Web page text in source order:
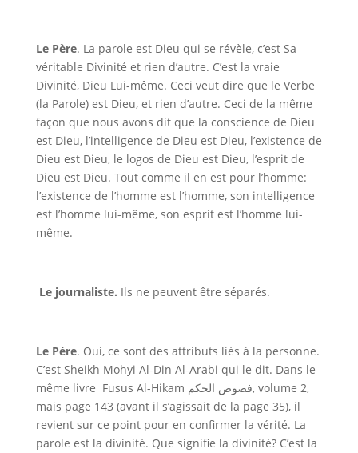
Le Père. La parole est Dieu qui se révèle, c’est Sa
véritable Divinité et rien d’autre. C’est la vraie
Divinité, Dieu Lui-même. Ceci veut dire que le Verbe
(la Parole) est Dieu, et rien d’autre. Ceci de la même
façon que nous avons dit que la conscience de Dieu
est Dieu, l’intelligence de Dieu est Dieu, l’existence de
Dieu est Dieu, le logos de Dieu est Dieu, l’esprit de
Dieu est Dieu. Tout comme il en est pour l’homme:
l’existence de l’homme est l’homme, son intelligence
est l’homme lui-même, son esprit est l’homme lui-
même.
Le journaliste. Ils ne peuvent être séparés.
Le Père. Oui, ce sont des attributs liés à la personne.
C’est Sheikh Mohyi Al-Din Al-Arabi qui le dit. Dans le
même livre Fusus Al-Hikam فصوص الحكم, volume 2,
mais page 143 (avant il s’agissait de la page 35), il
revient sur ce point pour en confirmer la vérité. La
parole est la divinité. Que signifie la divinité? C’est la